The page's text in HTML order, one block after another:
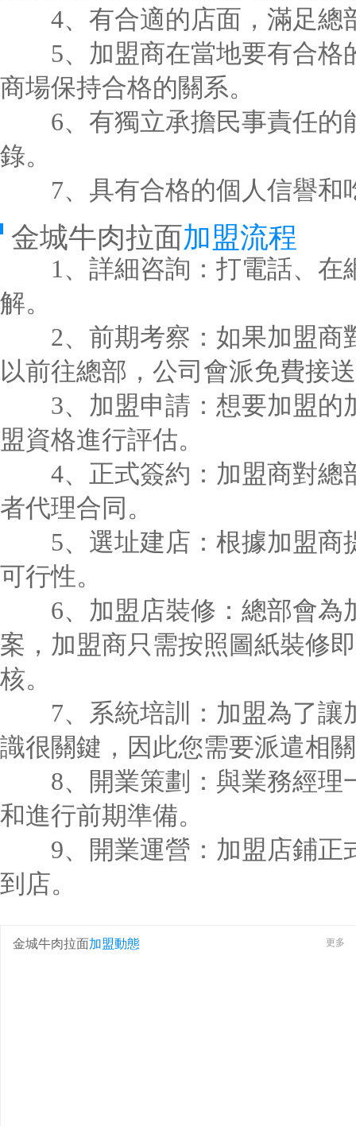
4、有合適的店面，滿足總
5、加盟商在當地要有合格
商場保持合格的關系。
6、有獨立承擔民事責任的
錄。
7、具有合格的個人信譽和
金城牛肉拉面加盟流程
1、詳細咨詢：打電話、在
解。
2、前期考察：如果加盟商
以前往總部，公司會派免費接
3、加盟申請：想要加盟的
盟資格進行評估。
4、正式簽約：加盟商對總
者代理合同。
5、選址建店：根據加盟商
可行性。
6、加盟店裝修：總部會為
案，加盟商只需按照圖紙裝修
核。
7、系統培訓：加盟為了讓
識很關鍵，因此您需要派遣相
8、開業策劃：與業務經理
和進行前期準備。
9、開業運營：加盟店鋪正
到店。
金城牛肉拉面加盟動態 更多